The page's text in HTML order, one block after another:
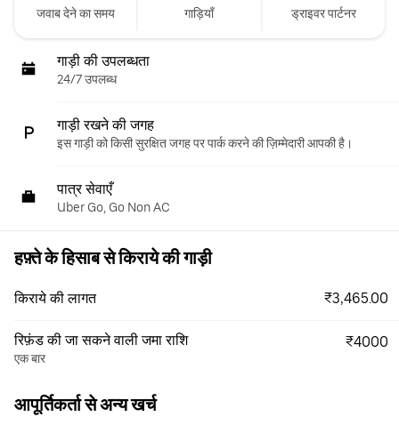
जवाब देने का समय गाड़ियाँ ड्राइवर पार्टनर
गाड़ी की उपलब्धता
24/7 उपलब्ध
गाड़ी रखने की जगह
इस गाड़ी को किसी सुरक्षित जगह पर पार्क करने की ज़िम्मेदारी आपकी है।
पात्र सेवाएँ
Uber Go, Go Non AC
हफ़्ते के हिसाब से किराये की गाड़ी
किराये की लागत ₹3,465.00
रिफ़ंड की जा सकने वाली जमा राशि
एक बार
₹4000
आपूर्तिकर्ता से अन्य खर्च